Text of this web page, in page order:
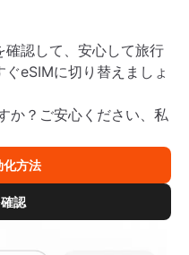
確認して、安心して旅行
eSIMに切り替えましょ
か？ご安心ください、私
化方法
認